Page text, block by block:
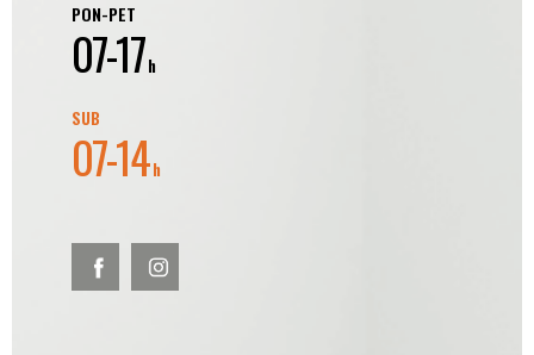
PON-PET
07-17h
SUB
07-14h